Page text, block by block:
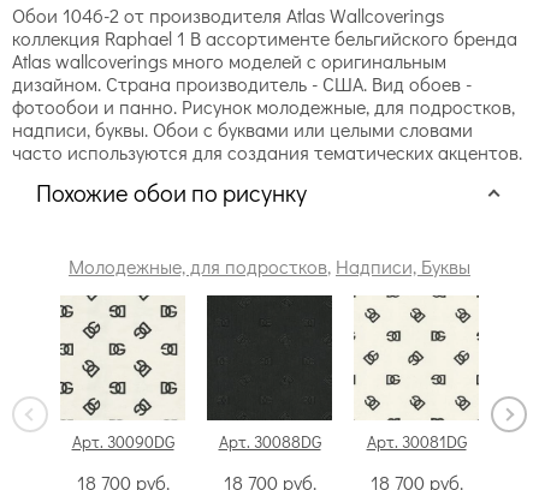
Обои 1046-2 от производителя Atlas Wallcoverings
коллекция Raphael 1 В ассортименте бельгийского бренда
Atlas wallcoverings много моделей с оригинальным
дизайном. Страна производитель - США. Вид обоев -
фотообои и панно. Рисунок молодежные, для подростков,
надписи, буквы. Обои с буквами или целыми словами
часто используются для создания тематических акцентов.
Похожие обои по рисунку
Молодежные, для подростков, Надписи, Буквы
Арт. 30090DG
18 700 руб.
Арт. 30088DG
18 700 руб.
Арт. 30081DG
18 700 руб.